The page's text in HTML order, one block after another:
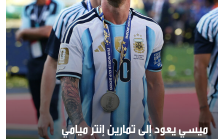
ميسي يعود إلى تمارين إنتر ميامي